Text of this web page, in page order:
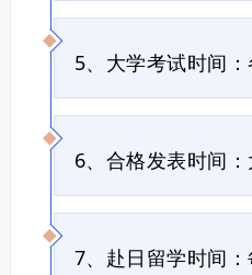
5、大学考试时间
6、合格发表时间
7、赴日留学时间：